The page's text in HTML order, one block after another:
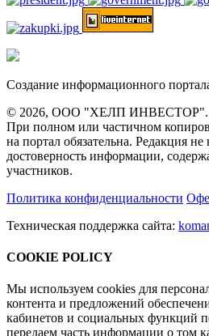
Создание информационного
© 2026, ООО "ХЕЛП ИНВЕСТОР".
При полном или частичном
на портал обязательна. Редакция не
достоверность информации,
участников.
Политика конфиденциальности
Техническая поддержка сайта:
COOKIE POLICY
Мы используем cookies для
контента и предложений
кабинетов и социальных функций
передаем часть информации о том